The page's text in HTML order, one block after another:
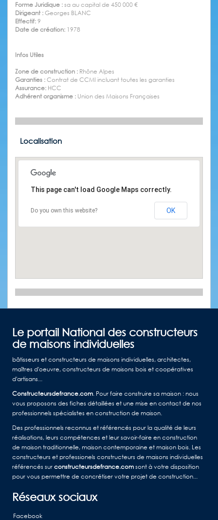
Forme Juridique :sa au capital de 450 000 €
Dirigeant :Georges BLANC
Effectif:9
Date de création: 1978
Infos Utiles
Zone de construction : Rhône Alpes
Garanties :Contrat de CCMI incluant toutes les garanties
Assurance: HCC
Adhérent organisme : Union des Maisons Françaises
Localisation
This page can't load Google Maps correctly.
Do you own this website? OK
Le portail National des constructeurs
de maisons individuelles
bâtisseurs et constructeurs de maisons individuelles, architectes,
maîtres d'oeuvre, constructeurs de maisons bois et coopératives
d'artisans...
Constructeursdefrance.com. Pour faire construire sa maison : nous
vous proposons des fiches détaillées et une mise en contact de nos
professionnels spécialistes en construction de maison.
Des professionnels reconnus et référencés pour la qualité de leurs
réalisations, leurs compétences et leur savoir-faire en construction
de maison traditionnelle, maison contemporaine et maison bois. Les
constructeurs et professionels constructeurs de maisons individuelles
référencés surconstructeursdefrance.comsont à votre disposition
pour vous permettre de concrétiser votre projet de construction...
Réseaux sociaux
Facebook